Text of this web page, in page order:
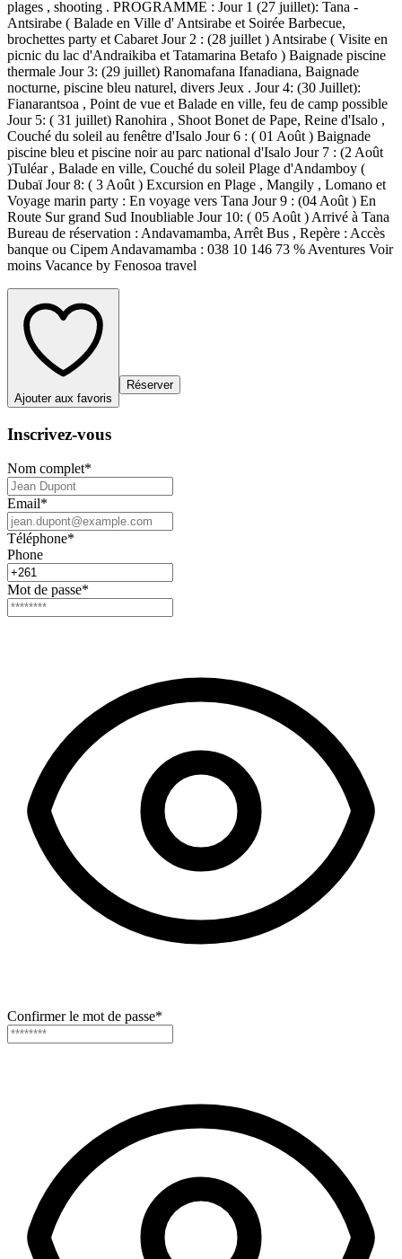
plages , shooting . PROGRAMME : Jour 1 (27 juillet): Tana -
Antsirabe ( Balade en Ville d' Antsirabe et Soirée Barbecue,
brochettes party et Cabaret Jour 2 : (28 juillet ) Antsirabe ( Visite en
picnic du lac d'Andraikiba et Tatamarina Betafo ) Baignade piscine
thermale Jour 3: (29 juillet) Ranomafana Ifanadiana, Baignade
nocturne, piscine bleu naturel, divers Jeux . Jour 4: (30 Juillet):
Fianarantsoa , Point de vue et Balade en ville, feu de camp possible
Jour 5: ( 31 juillet) Ranohira , Shoot Bonet de Pape, Reine d'Isalo ,
Couché du soleil au fenêtre d'Isalo Jour 6 : ( 01 Août ) Baignade
piscine bleu et piscine noir au parc national d'Isalo Jour 7 : (2 Août
)Tuléar , Balade en ville, Couché du soleil Plage d'Andamboy (
Dubaï Jour 8: ( 3 Août ) Excursion en Plage , Mangily , Lomano et
Voyage marin party : En voyage vers Tana Jour 9 : (04 Août ) En
Route Sur grand Sud Inoubliable Jour 10: ( 05 Août ) Arrivé à Tana
Bureau de réservation : Andavamamba, Arrêt Bus , Repère : Accès
banque ou Cipem Andavamamba : 038 10 146 73 % Aventures Voir
moins Vacance by Fenosoa travel
Ajouter aux favoris
Réserver
Inscrivez-vous
Nom complet*
Email*
Téléphone*
Phone
Mot de passe*
Confirmer le mot de passe*